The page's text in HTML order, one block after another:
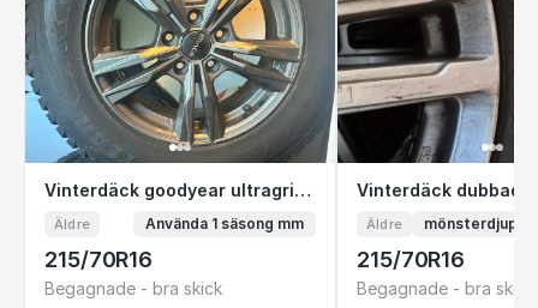
Vinterdäck goodyear ultragrip 5x114,3
Vinterdäck goodyear ultragrip 5x114,3
Äldre Använda 1 säsong mm
215/70R16
Begagnade - bra skick
Vinterdäck
Äldre mönsterdjupet
215/70R16
Begagnade - bra skick